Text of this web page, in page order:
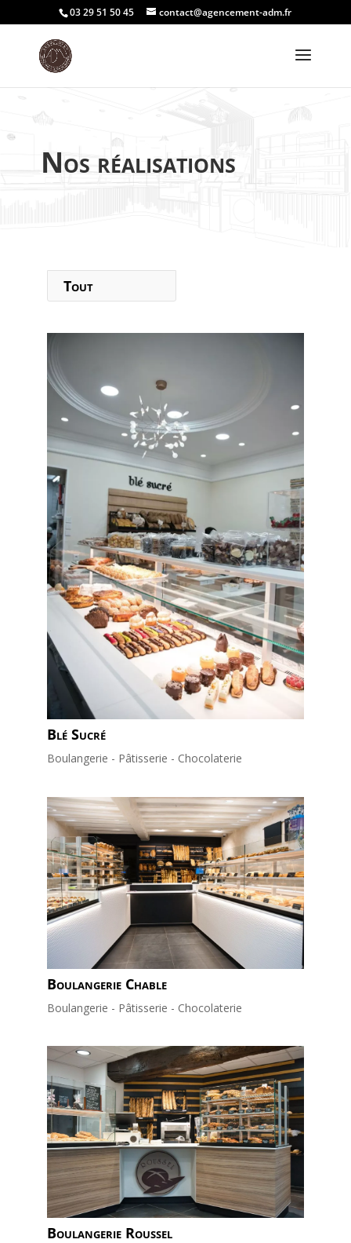
03 29 51 50 45 contact@agencement-adm.fr
Nos réalisations
Tout
Blé Sucré
Boulangerie - Pâtisserie - Chocolaterie
Boulangerie Chable
Boulangerie - Pâtisserie - Chocolaterie
Boulangerie Roussel